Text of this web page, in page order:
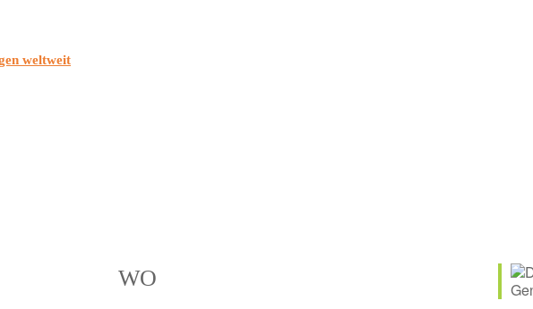
weltweit
WO